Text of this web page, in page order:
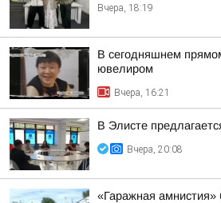
Вчера, 18:19
В сегодняшнем
ювелиром
Вчера, 16:21
В Элисте
Вчера, 20:08
«Гаражная амнистия»